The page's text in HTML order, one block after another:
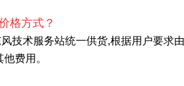
格方式？
技术服务站统一供货,根据用户要求
费用。